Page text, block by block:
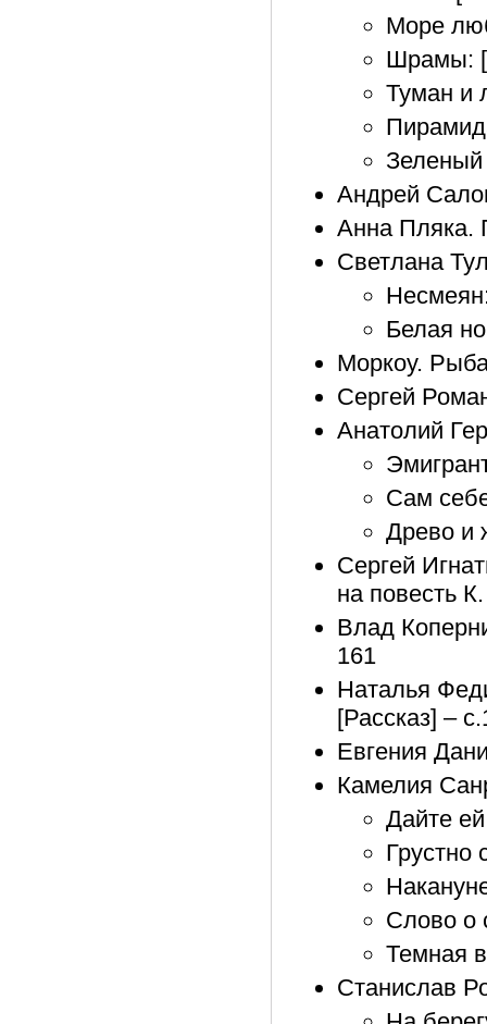
Море
Шрамы:
Туман и
Зеленый
Андрей
Анна Пляка.
Светлана
Белая
Моркоу.
Сергей
Анатолий
Сам
Древо и
Сергей
на повесть
Влад
161
Наталья
[Рассказ] –
Евгения
Камелия
Дайте
Грустно
Слово о
Темная
Станислав